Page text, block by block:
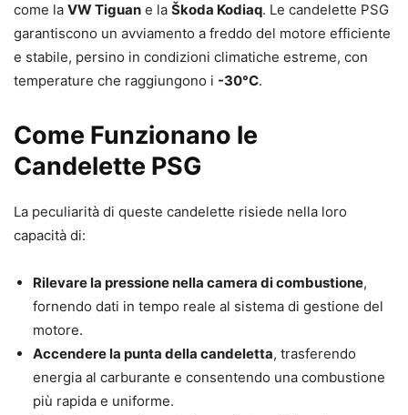
come la VW Tiguan e la Škoda Kodiaq. Le candelette PSG
garantiscono un avviamento a freddo del motore efficiente
e stabile, persino in condizioni climatiche estreme, con
temperature che raggiungono i -30°C.
Come Funzionano le
Candelette PSG
La peculiarità di queste candelette risiede nella loro
capacità di:
Rilevare la pressione nella camera di combustione,
fornendo dati in tempo reale al sistema di gestione del
motore.
Accendere la punta della candeletta, trasferendo
energia al carburante e consentendo una combustione
più rapida e uniforme.